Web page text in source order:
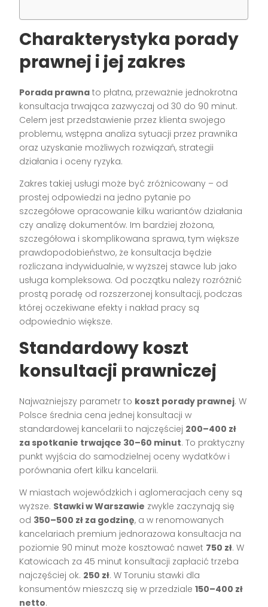
Charakterystyka porady
prawnej i jej zakres
Porada prawna to płatna, przeważnie jednokrotna
konsultacja trwająca zazwyczaj od 30 do 90 minut.
Celem jest przedstawienie przez klienta swojego
problemu, wstępna analiza sytuacji przez prawnika
oraz uzyskanie możliwych rozwiązań, strategii
działania i oceny ryzyka.
Zakres takiej usługi może być zróżnicowany – od
prostej odpowiedzi na jedno pytanie po
szczegółowe opracowanie kilku wariantów działania
czy analizę dokumentów. Im bardziej złożona,
szczegółowa i skomplikowana sprawa, tym większe
prawdopodobieństwo, że konsultacja będzie
rozliczana indywidualnie, w wyższej stawce lub jako
usługa kompleksowa. Od początku należy rozróżnić
prostą poradę od rozszerzonej konsultacji, podczas
której oczekiwane efekty i nakład pracy są
odpowiednio większe.
Standardowy koszt
konsultacji prawniczej
Najważniejszy parametr to koszt porady prawnej. W
Polsce średnia cena jednej konsultacji w
standardowej kancelarii to najczęściej 200–400 zł
za spotkanie trwające 30–60 minut. To praktyczny
punkt wyjścia do samodzielnej oceny wydatków i
porównania ofert kilku kancelarii.
W miastach wojewódzkich i aglomeracjach ceny są
wyższe. Stawki w Warszawie zwykle zaczynają się
od 350–500 zł za godzinę, a w renomowanych
kancelariach premium jednorazowa konsultacja na
poziomie 90 minut może kosztować nawet 750 zł. W
Katowicach za 45 minut konsultacji zapłacić trzeba
najczęściej ok. 250 zł. W Toruniu stawki dla
konsumentów mieszczą się w przedziale150–400 zł
netto.